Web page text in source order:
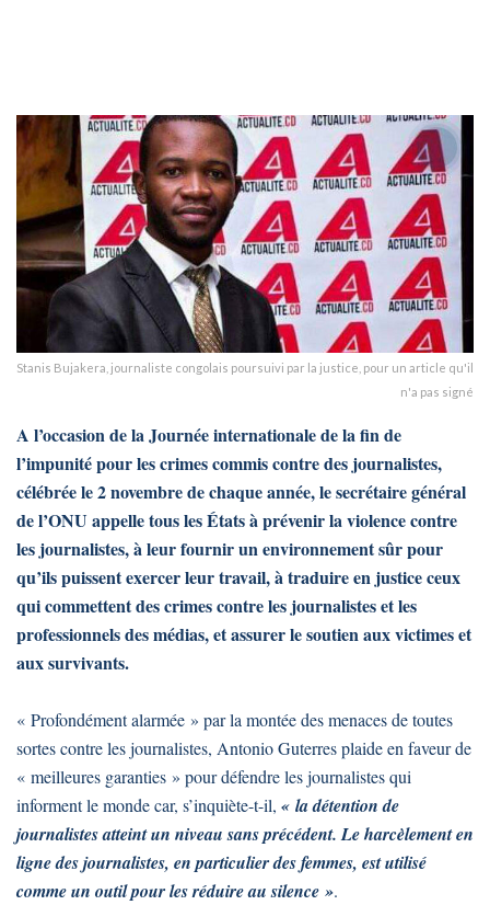
Stanis Bujakera, journaliste congolais poursuivi par la justice, pour un article qu'il
n'a pas signé
A l’occasion de la Journée internationale de la fin de
l’impunité pour les crimes commis contre des journalistes,
célébrée le 2 novembre de chaque année, le secrétaire général
de l’ONU appelle tous les États à prévenir la violence contre
les journalistes, à leur fournir un environnement sûr pour
qu’ils puissent exercer leur travail, à traduire en justice ceux
qui commettent des crimes contre les journalistes et les
professionnels des médias, et assurer le soutien aux victimes et
aux survivants.
« Profondément alarmée » par la montée des menaces de toutes
sortes contre les journalistes, Antonio Guterres plaide en faveur de
« meilleures garanties » pour défendre les journalistes qui
informent le monde car, s’inquiète-t-il, « la détention de
journalistes atteint un niveau sans précédent. Le harcèlement en
ligne des journalistes, en particulier des femmes, est utilisé
comme un outil pour les réduire au silence ».